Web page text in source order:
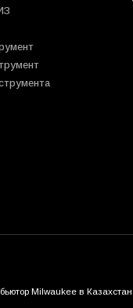
Milwaukee в